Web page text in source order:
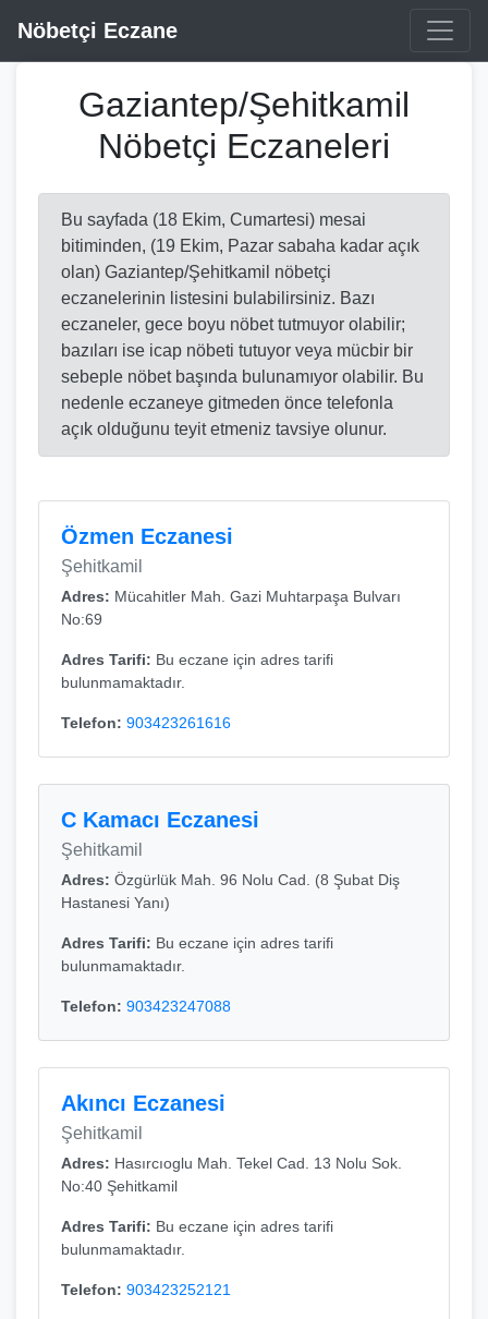
Nöbetçi Eczane
Gaziantep/Şehitkamil
Nöbetçi Eczaneleri
Bu sayfada (18 Ekim, Cumartesi) mesai
bitiminden, (19 Ekim, Pazar sabaha kadar açık
olan) Gaziantep/Şehitkamil nöbetçi
eczanelerinin listesini bulabilirsiniz. Bazı
eczaneler, gece boyu nöbet tutmuyor olabilir;
bazıları ise icap nöbeti tutuyor veya mücbir bir
sebeple nöbet başında bulunamıyor olabilir. Bu
nedenle eczaneye gitmeden önce telefonla
açık olduğunu teyit etmeniz tavsiye olunur.
Özmen Eczanesi
Şehitkamil
Adres: Mücahitler Mah. Gazi Muhtarpaşa Bulvarı
No:69
Adres Tarifi: Bu eczane için adres tarifi
bulunmamaktadır.
Telefon: 903423261616
C Kamacı Eczanesi
Şehitkamil
Adres: Özgürlük Mah. 96 Nolu Cad. (8 Şubat Diş
Hastanesi Yanı)
Adres Tarifi: Bu eczane için adres tarifi
bulunmamaktadır.
Telefon: 903423247088
Akıncı Eczanesi
Şehitkamil
Adres: Hasırcıoglu Mah. Tekel Cad. 13 Nolu Sok.
No:40 Şehitkamil
Adres Tarifi: Bu eczane için adres tarifi
bulunmamaktadır.
Telefon: 903423252121